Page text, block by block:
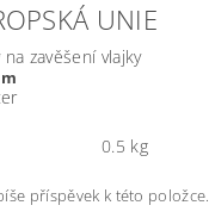
UNIE
zavěšení vlajky
0.5 kg
příspěvek k této položce.